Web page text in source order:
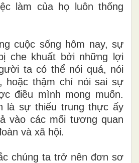
làm của họ luôn thống
cuộc sống hôm nay, sự
che khuất bởi những lợi
ta có thể nói quá, nói
hoặc thậm chí nói sai sự
điều mình mong muốn.
là sự thiếu trung thực ấy
vào các mối tương quan
và xã hội.
chúng ta trở nên đơn sơ